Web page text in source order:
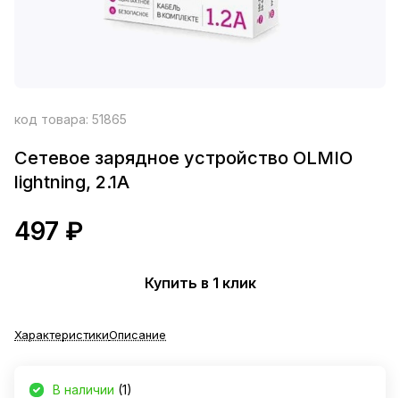
код товара: 51865
Сетевое зарядное устройство OLMIO
lightning, 2.1А
497 ₽
Купить в 1 клик
ХарактеристикиОписание
В наличии (1)